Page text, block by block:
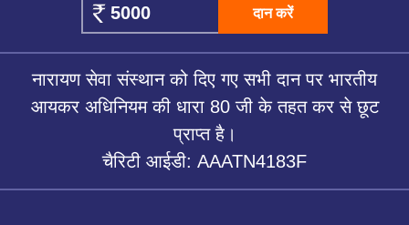
दान करें
नारायण सेवा संस्थान को दिए गए सभी दान पर भारतीय
आयकर अधिनियम की धारा 80 जी के तहत कर से छूट
प्राप्त है।
चैरिटी आईडी: AAATN4183F